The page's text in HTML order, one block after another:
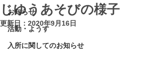
お知らせ
活動・ようす
入所に関してのお知らせ
じゆうあそびの様子
更新日： 2020年9月16日